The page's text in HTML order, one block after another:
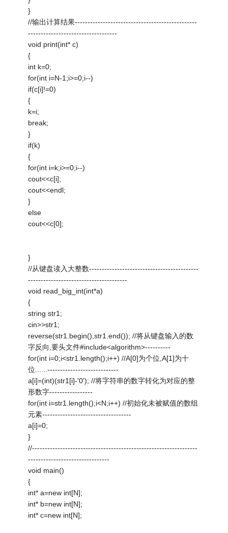
}
//输出计算结果------------------------------------------------
-----------------------------------
void print(int* c)
{
int k=0;
for(int i=N-1;i>=0;i--)
if(c[i]!=0)
{
k=i;
break;
}
if(k)
{
for(int i=k;i>=0;i--)
cout<<c[i];
cout<<endl;
}
else
cout<<c[0];
}
//从键盘读入大整数-------------------------------------------
---------------------------------------
void read_big_int(int*a)
{
string str1;
cin>>str1;
reverse(str1.begin(),str1.end()); //将从键盘输入的数
字反向,要头文件#include<algorithm>----------
for(int i=0;i<str1.length();i++) //A[0]为个位,A[1]为十
位......----------------------------
a[i]=(int)(str1[i]-'0'); //将字符串的数字转化为对应的整
形数字-----------------
for(int i=str1.length();i<N;i++) //初始化未被赋值的数组
元素-----------------------------------
a[i]=0;
}
//-----------------------------------------------------------------
--------------------------------
void main()
{
int* a=new int[N];
int* b=new int[N];
int* c=new int[N];